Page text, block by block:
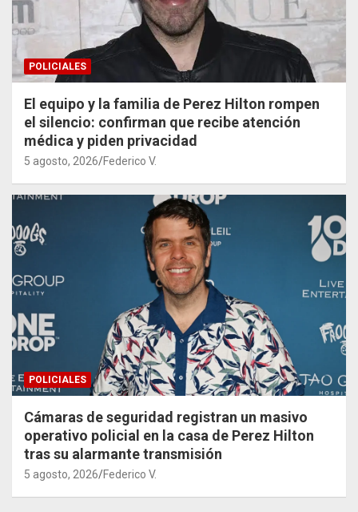
POLICIALES
El equipo y la familia de Perez Hilton rompen
el silencio: confirman que recibe atención
médica y piden privacidad
5 agosto, 2026 Federico V.
POLICIALES
Cámaras de seguridad registran un masivo
operativo policial en la casa de Perez Hilton
tras su alarmante transmisión
5 agosto, 2026 Federico V.